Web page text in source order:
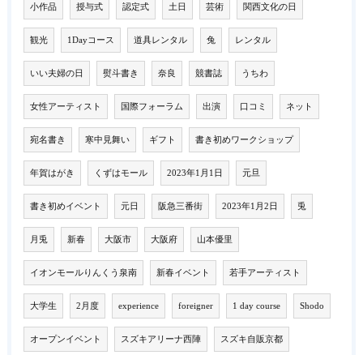
小作品 授与式 認定式 土日 芸術 関西文化の日
観光 1Dayコース 道具レンタル 兔 レンタル
いい夫婦の日 熨斗書き 奈良 競書誌 うちわ
女性アーティスト 国際フォーラム 出演 口コミ ネット
宛名書き 寒中見舞い ギフト 書き初めワークショップ
年賀はがき くずはモール 2023年1月1日 元旦
書き初めイベント 元日 阪急三番街 2023年1月2日 兎
月兎 新春 大阪市 大阪府 山本優里
イオンモールりんくう泉南 新春イベント 若手アーティスト
大学生 2月度 experience foreigner 1 day course Shodo
オープンイベント スズキアリーナ西陣 スズキ自販京都